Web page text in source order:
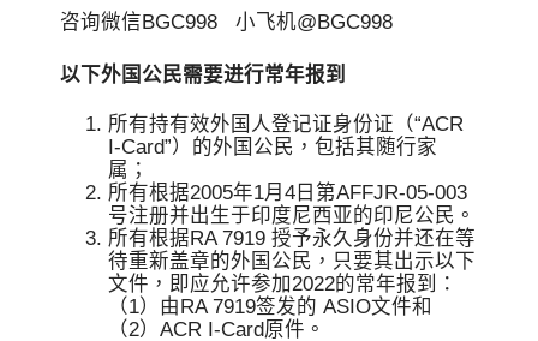
咨询微信BGC998 小飞机@BGC998
以下外国公民需要进行常年报到
所有持有效外国人登记证身份证（“ACR
I-Card”）的外国公民，包括其随行家
属；
所有根据2005年1月4日第AFFJR-05-003
号注册并出生于印度尼西亚的印尼公民。
所有根据RA 7919 授予永久身份并还在等
待重新盖章的外国公民，只要其出示以下
文件，即应允许参加2022的常年报到：
（1）由RA 7919签发的 ASIO文件和
（2）ACR I-Card原件。